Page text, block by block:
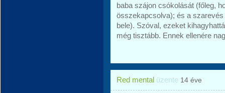
baba szájon csókolását (főleg,
összekapcsolva); és a
bele). Szóval, ezeket
még tisztább. Ennek ellenére
Red mental üzente 14 éve